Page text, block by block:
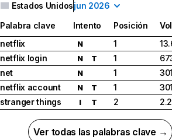
Estados Unidosjun 2026
Palabra clave Intento Posición
netflix
N 1
netflix login
N T 1
net
N 1
netflix account
N T 1
stranger things
I T 2
Ver todas las palabras clave →